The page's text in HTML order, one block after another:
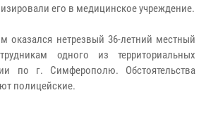
его в медицинское учреждение.
оказался нетрезвый 36-летний местный
одного из территориальных
по г. Симферополю. Обстоятельства
полицейские.